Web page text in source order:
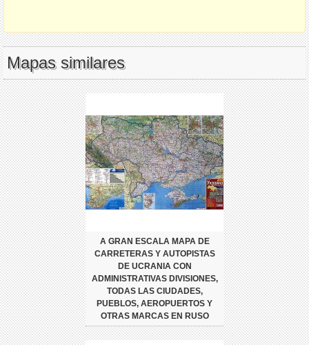
Mapas similares
A GRAN ESCALA MAPA DE
CARRETERAS Y AUTOPISTAS
DE UCRANIA CON
ADMINISTRATIVAS DIVISIONES,
TODAS LAS CIUDADES,
PUEBLOS, AEROPUERTOS Y
OTRAS MARCAS EN RUSO